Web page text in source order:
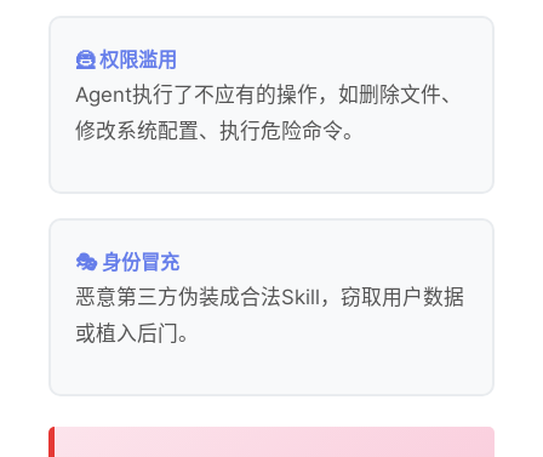
🦹 权限滥用
Agent执行了不应有的操作，如删除文件、
修改系统配置、执行危险命令。
🎭 身份冒充
恶意第三方伪装成合法Skill，窃取用户数据
或植入后门。